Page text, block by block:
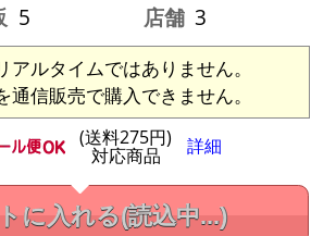
5 店舗 3
アルタイムではありません。
通信販売で購入できません。
(送料275円)
対応商品 詳細
に入れる(読込中...)